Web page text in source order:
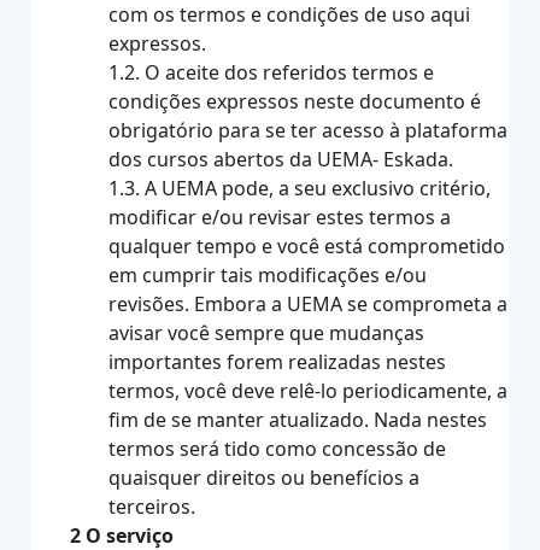
com os termos e condições de uso aqui
expressos.
1.2. O aceite dos referidos termos e
condições expressos neste documento é
obrigatório para se ter acesso à plataforma
dos cursos abertos da UEMA- Eskada.
1.3. A UEMA pode, a seu exclusivo critério,
modificar e/ou revisar estes termos a
qualquer tempo e você está comprometido
em cumprir tais modificações e/ou
revisões. Embora a UEMA se comprometa a
avisar você sempre que mudanças
importantes forem realizadas nestes
termos, você deve relê-lo periodicamente, a
fim de se manter atualizado. Nada nestes
termos será tido como concessão de
quaisquer direitos ou benefícios a
terceiros.
2 O serviço